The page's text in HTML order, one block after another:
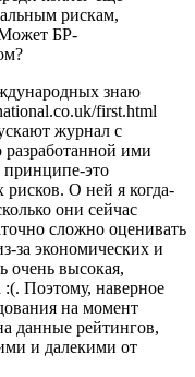
рискам,
Может БР-
знаю
first.html
журнал с
ими
это
рисков. О ней я когда-
они сейчас
сложно оценивать
за экономических и
очень высокая,
:(. Поэтому, наверное
на момент
данные рейтингов,
и далекими от